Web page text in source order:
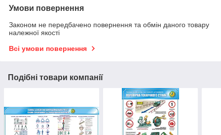
Умови повернення
Законом не передбачено повернення та обмін даного товару
належної якості
Всі умови повернення
Подібні товари компанії